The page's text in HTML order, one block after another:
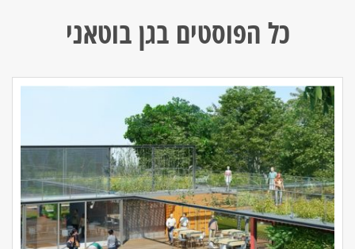
כל הפוסטים בגן בוטאני